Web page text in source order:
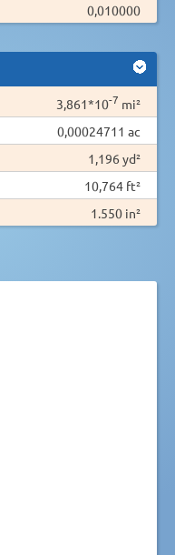
0,010000
3,861*10-7 mi²
0,00024711 ac
1,196 yd²
10,764 ft²
1.550 in²